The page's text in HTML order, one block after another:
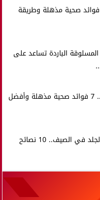
فوائد صحية مذهلة وطريقة
الباردة تساعد على
التين الشوكي.. 7 فوائد صحية مذهلة وأفضل
احذر التهابات الجلد في الصيف.. 10 نصائح